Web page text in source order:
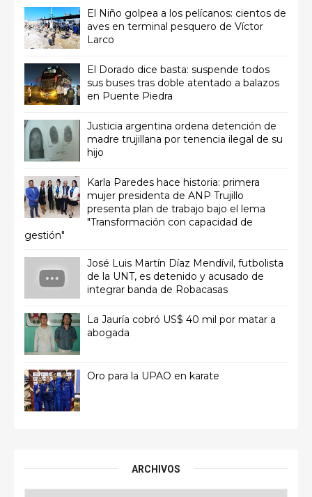
El Niño golpea a los pelícanos: cientos de
aves en terminal pesquero de Víctor
Larco
El Dorado dice basta: suspende todos
sus buses tras doble atentado a balazos
en Puente Piedra
Justicia argentina ordena detención de
madre trujillana por tenencia ilegal de su
hijo
Karla Paredes hace historia: primera
mujer presidenta de ANP Trujillo
presenta plan de trabajo bajo el lema
"Transformación con capacidad de
gestión"
José Luis Martín Díaz Mendívil, futbolista
de la UNT, es detenido y acusado de
integrar banda de Robacasas
La Jauría cobró US$ 40 mil por matar a
abogada
Oro para la UPAO en karate
ARCHIVOS